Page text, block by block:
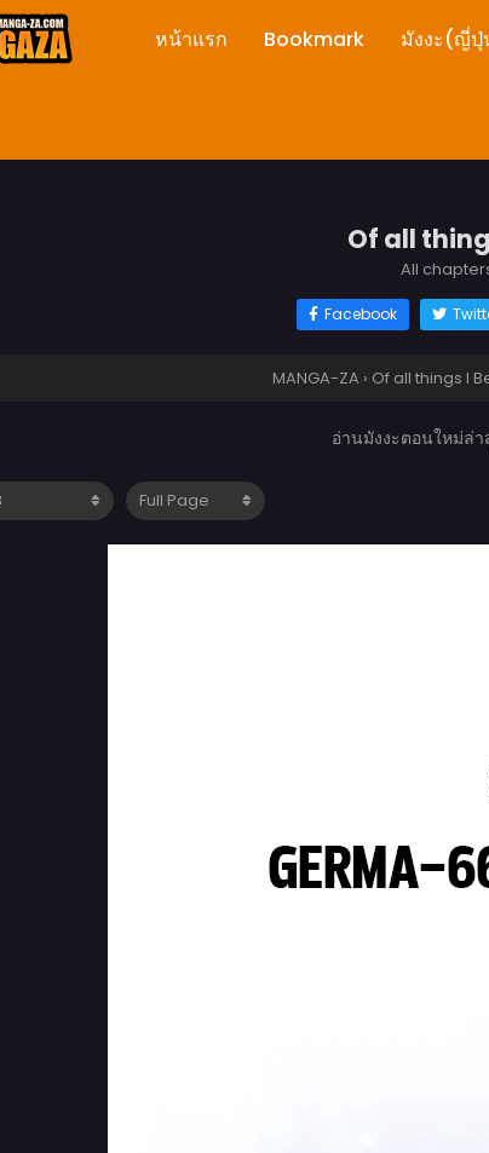
หน้าแรก Bookmark มังงะ(ญี่ปุ่
Of all
All
Facebook
MANGA-ZA › Of all things I
อ่านมังงะตอนใหม่ล่า